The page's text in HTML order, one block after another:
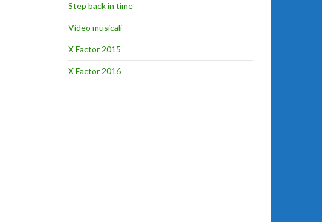
Step back in time
Video musicali
X Factor 2015
X Factor 2016